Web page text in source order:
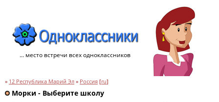
... место встречи всех одноклассников
» 12 Республика Марий Эл » Россия [ru]
Морки - Выберите школу